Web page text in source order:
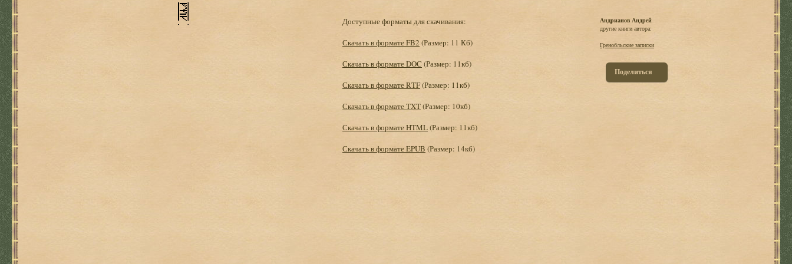
Доступные форматы для скачивания:
Скачать в формате FB2 (Размер: 11 Кб)
Скачать в формате DOC (Размер: 11кб)
Скачать в формате RTF(Размер: 11кб)
Скачать в формате TXT(Размер: 10кб)
Скачать в формате HTML(Размер: 11кб)
Скачать в формате EPUB (Размер: 14кб)
Андрианов Андрей
другие книги автора:
Гренобльские записки
Поделиться